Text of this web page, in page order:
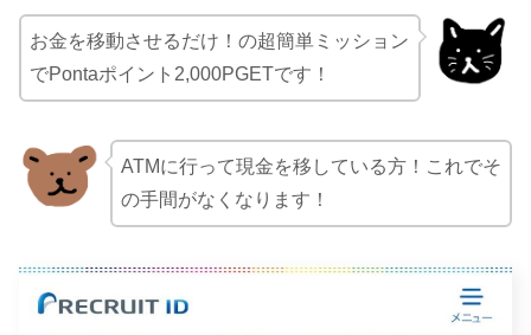
お金を移動させるだけ！の超簡単ミッション
でPontaポイント2,000PGETです！
ATMに行って現金を移している方！これでそ
の手間がなくなります！